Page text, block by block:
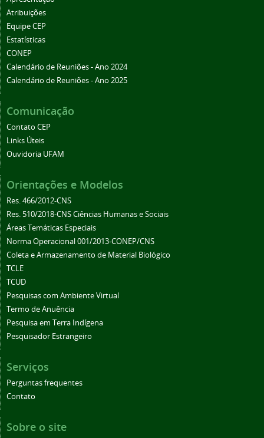
Atribuições
Equipe CEP
Estatísticas
CONEP
Calendário de Reuniões - Ano 2024
Calendário de Reuniões - Ano 2025
Comunicação
Contato CEP
Links Úteis
Ouvidoria UFAM
Orientações e Modelos
Res. 466/2012-CNS
Res. 510/2018-CNS Ciências Humanas e Sociais
Áreas Temáticas Especiais
Norma Operacional 001/2013-CONEP/CNS
Coleta e Armazenamento de Material Biológico
TCLE
TCUD
Pesquisas com Ambiente Virtual
Termo de Anuência
Pesquisa em Terra Indígena
Pesquisador Estrangeiro
Serviços
Perguntas frequentes
Contato
Sobre o site